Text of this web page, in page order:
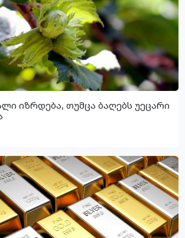
იზრდება, თუმცა ბაღებს უეცარი